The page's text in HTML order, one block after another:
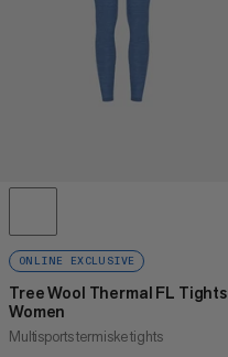
ONLINE EXCLUSIVE
Tree Wool Thermal FL Tights
Women
Multisports termiske tights